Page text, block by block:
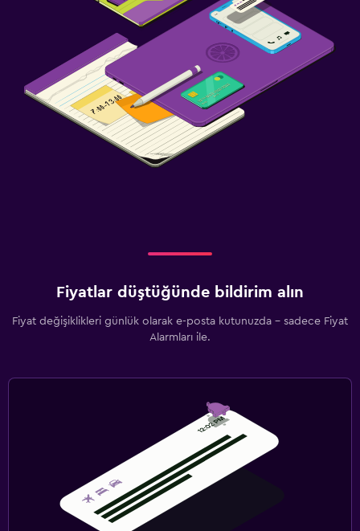
Fiyatlar düştüğünde bildirim alın
Fiyat değişiklikleri günlük olarak e-posta kutunuzda - sadece Fiyat
Alarmları ile.